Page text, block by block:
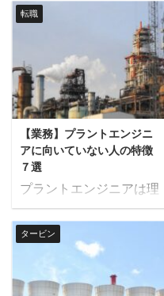
が無意味と感じる理由 エ
ネルギー管理士の勉強が
無意味と感じる理由に
は、次のようなものがあ
ります。 実務で使わない
範囲がある エネルギー管
理士の試験では、普段の
仕事内容にもよりますが
実務に直接関係しな ...
ます。どちらも設計者に
とっては重要な図面です
が、それぞれに目的が違
います。 この記事では、
プラント設計における計
画図と製作図の違いにつ
いて解説します。 計画図
とは 計画図とは、設計の
初期段階で作成する図面
で全体の構想や概要を伝
えるために作成する図面
です。 例えば、配置計画
図の場合、図面には次の
ような情報が記載されま
す。 主要な機器の中心の
転職
【業務】プラントエンジニ
アに向いていない人の特徴
７選
プラントエンジニアは理
系の職種の中では比較的
収入も高く、将来的にな
りたいという方もいるか
と思います。 ただ、どの
職業でもそうですが、そ
タービン